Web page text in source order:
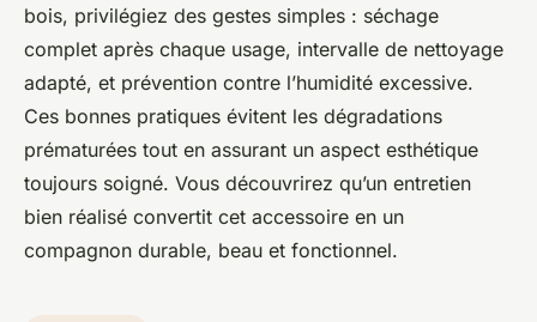
bois, privilégiez des gestes simples : séchage
complet après chaque usage, intervalle de nettoyage
adapté, et prévention contre l’humidité excessive.
Ces bonnes pratiques évitent les dégradations
prématurées tout en assurant un aspect esthétique
toujours soigné. Vous découvrirez qu’un entretien
bien réalisé convertit cet accessoire en un
compagnon durable, beau et fonctionnel.